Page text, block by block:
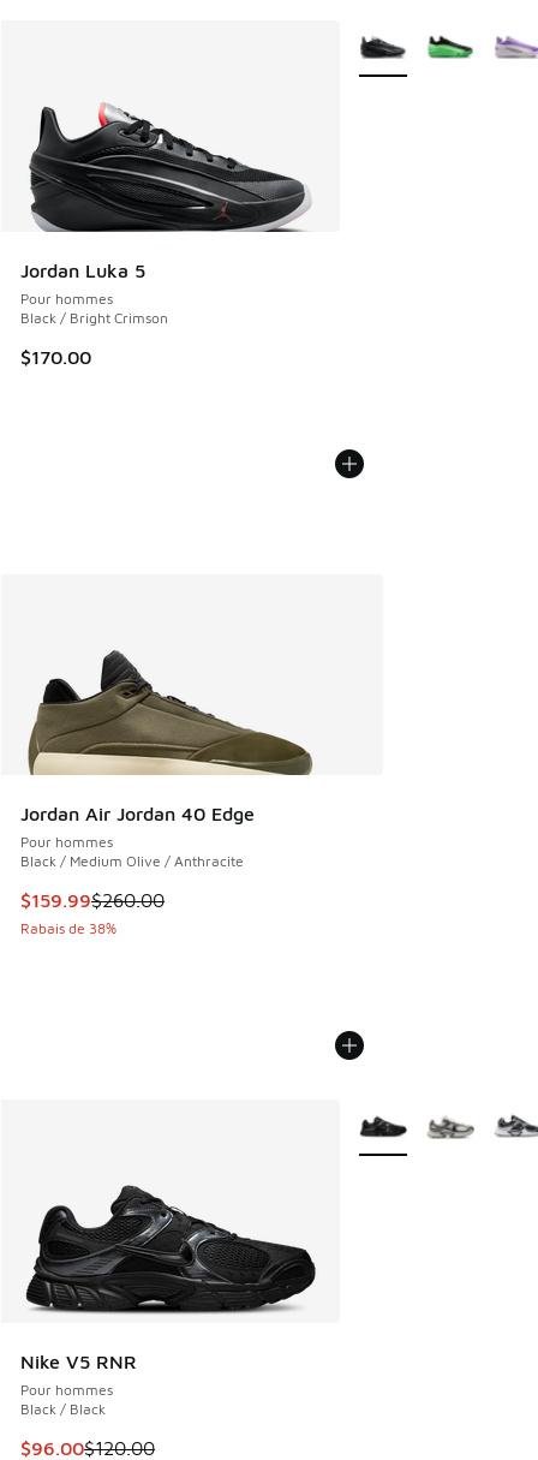
Jordan Luka 5
Pour hommes
Black / Bright Crimson
$170.00
Plus de couleurs
Jordan Air Jordan 40 Edge
Pour hommes
Black / Medium Olive / Anthracite
Cet article est en solde. Le prix est passé de $260.00 à
$159.99$260.00
Rabais de 38%
Nike V5 RNR
Pour hommes
Black / Black
Cet article est en solde. Le prix est passé de $120.00 à
$96.00$120.00
Plus de couleurs